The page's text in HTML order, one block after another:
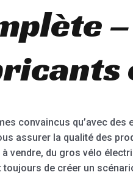
convaincus qu’avec
assurer la qualité des
vendre, du gros vélo
de créer un